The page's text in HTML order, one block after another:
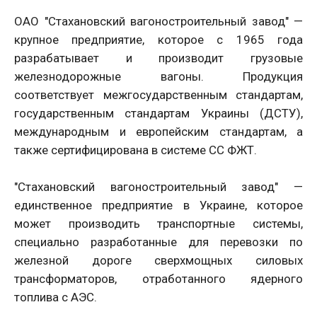
ОАО "Стахановский вагоностроительный завод" —
крупное предприятие, которое с 1965 года
разрабатывает и производит грузовые
железнодорожные вагоны. Продукция
соответствует межгосударственным стандартам,
государственным стандартам Украины (ДСТУ),
международным и европейским стандартам, а
также сертифицирована в системе СС ФЖТ.
"Стахановский вагоностроительный завод" —
единственное предприятие в Украине, которое
может производить транспортные системы,
специально разработанные для перевозки по
железной дороге сверхмощных силовых
трансформаторов, отработанного ядерного
топлива с АЭС.